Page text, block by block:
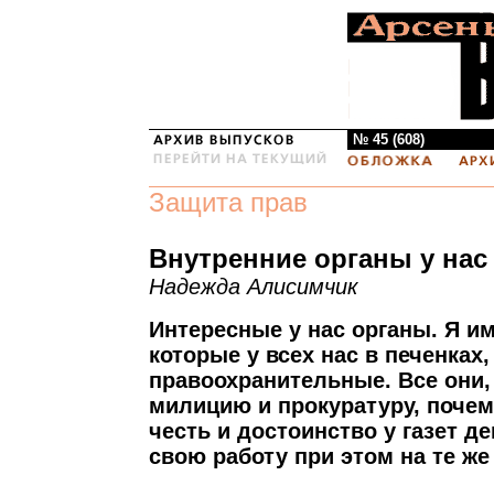
№ 45 (608)
Защита прав
Внутренние органы у нас
Надежда Алисимчик
Интересные у нас органы. Я
которые у всех нас в печенках,
правоохранительные. Все
милицию и прокуратуру,
честь и достоинство у газет
свою работу при этом на те же